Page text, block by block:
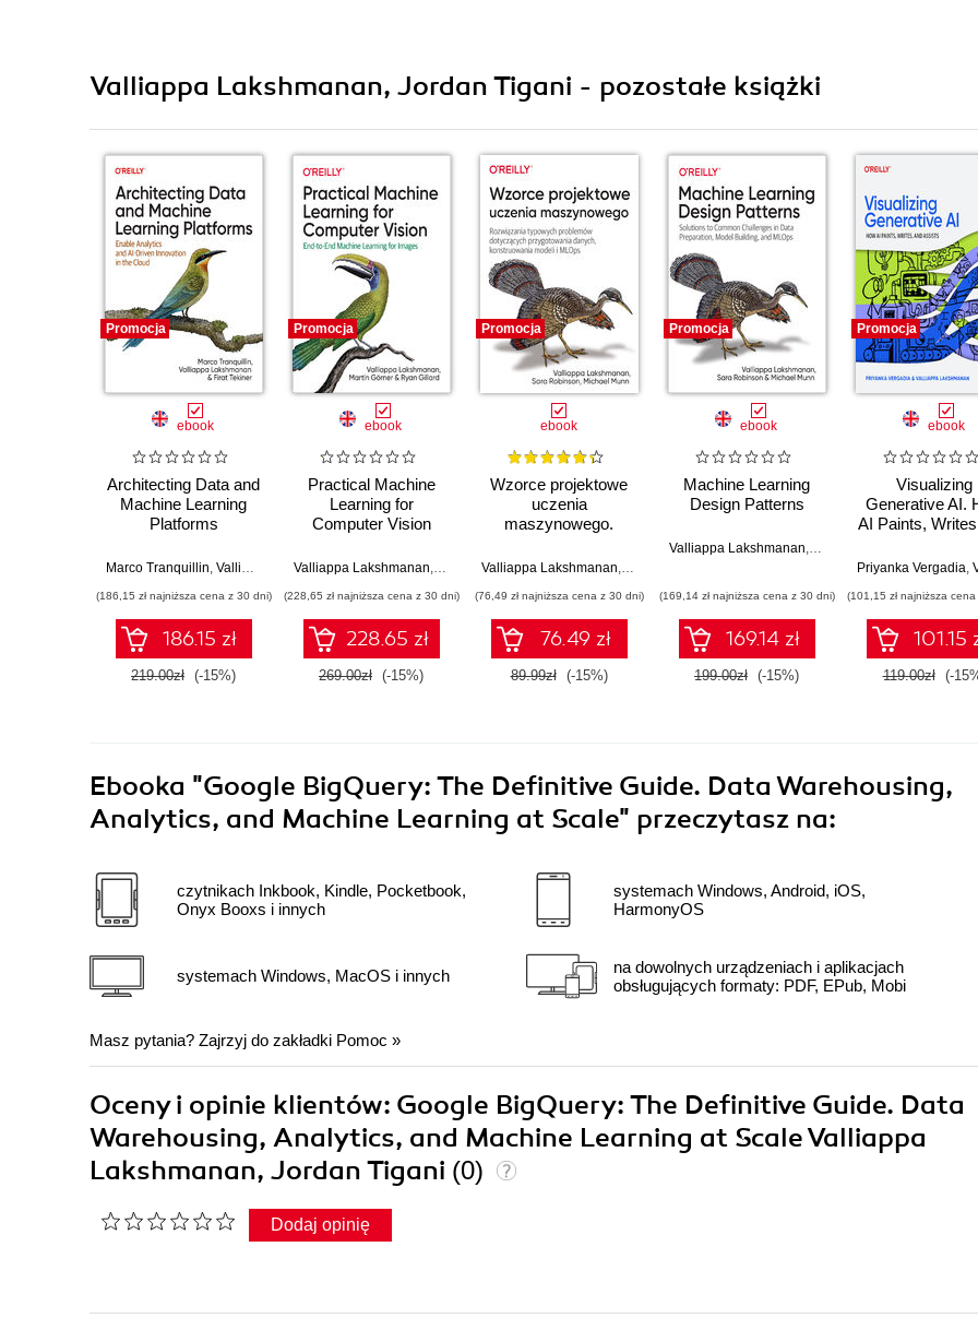
Valliappa Lakshmanan, Jordan Tigani - pozostałe książki
Promocja
ebook
Architecting Data and
Machine Learning
Platforms
Marco Tranquillin Valliappa Lakshmanan , Firat Tekiner
(186,15 zł najniższa cena z 30 dni)
186.15 zł
219.00zł (-15%)
Promocja
ebook
Practical Machine
Learning for
Computer Vision
Valliappa Lakshmanan Martin Görner,Ryan Gillard
(228,65 zł najniższa cena z 30 dni)
228.65 zł
269.00zł (-15%)
Promocja
ebook
Wzorce projektowe
uczenia
maszynowego.
typowych problemów
przygotowania
danych,
konstruowania modeli
i MLOps
Valliappa Lakshmanan
(76,49 zł najniższa cena z 30 dni)
76.49 zł
89.99zł (-15%)
Promocja
ebook
Machine Learning
Design Patterns
Valliappa Lakshmanan
(169,14 zł najniższa cena z 30 dni)
169.14 zł
199.00zł (-15%)
Promocja
ebook
Visualizing
Generative AI.
AI Paints,
Priyanka Vergadia
(101,15 zł najniższa
101.15
119.00zł (-
Ebooka "Google BigQuery: The Definitive Guide. Data Warehousing,
Analytics, and Machine Learning at Scale" przeczytasz na:
czytnikach Inkbook, Kindle, Pocketbook,
Onyx Booxs i innych
systemach Windows, MacOS i innych
systemach Windows, Android, iOS,
HarmonyOS
na dowolnych urządzeniach i aplikacjach
obsługujących formaty: PDF, EPub, Mobi
Masz pytania? Zajrzyj do zakładki Pomoc »
Oceny i opinie klientów: Google BigQuery: The Definitive Guide. Data
Warehousing, Analytics, and Machine Learning at Scale Valliappa
Lakshmanan, Jordan Tigani (0)
Dodaj opinię